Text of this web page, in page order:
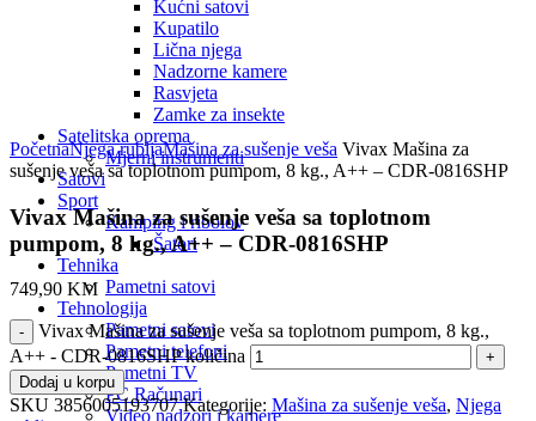
Kućni satovi
Kupatilo
Lična njega
Nadzorne kamere
Rasvjeta
Zamke za insekte
Satelitska oprema
Mjerni instrumenti
Satovi
Sport
Kamping i ribolov
Šatori
Tehnika
Pametni satovi
Tehnologija
Pametni satovi
Pametni telefoni
Pametni TV
PC Računari
Video nadzori i kamere
Click to enlarge
PočetnaNjega rubljaMašina za sušenje veša Vivax Mašina za
sušenje veša sa toplotnom pumpom, 8 kg., A++ – CDR-0816SHP
Vivax Mašina za sušenje veša sa toplotnom
pumpom, 8 kg., A++ – CDR-0816SHP
749,90 KM
Vivax Mašina za sušenje veša sa toplotnom pumpom, 8 kg.,
A++ - CDR-0816SHP količina
Dodaj u korpu
SKU 3856005193707Kategorije: Mašina za sušenje veša, Njega